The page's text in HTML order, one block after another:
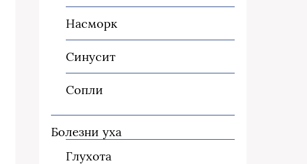
Насморк
Синусит
Сопли
Болезни уха
Глухота